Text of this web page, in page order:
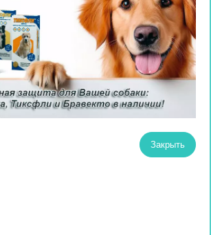
Закрыть